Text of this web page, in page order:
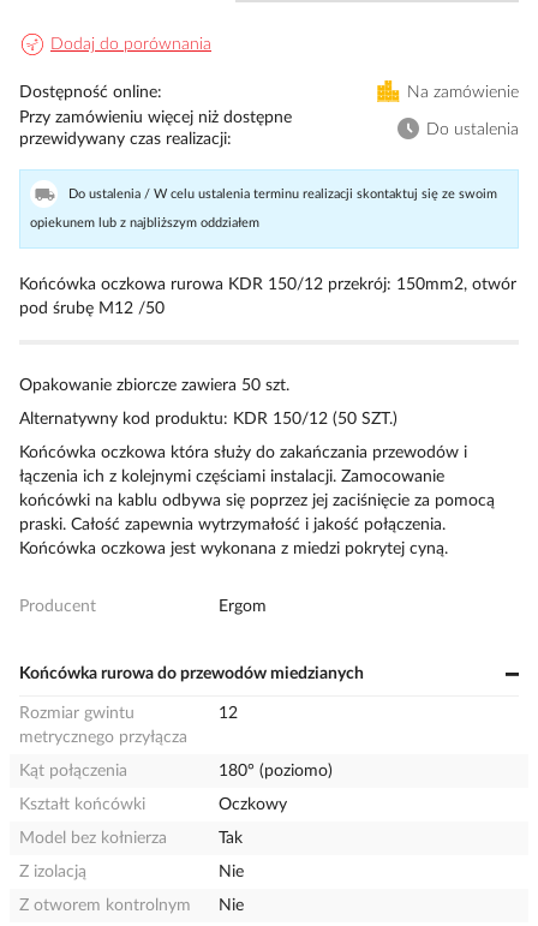
Dodaj do porównania
Dostępność online
Na zamówienie
Przy zamówieniu więcej niż dostępne
przewidywany czas realizacji
Do ustalenia
Do ustalenia / W celu ustalenia terminu realizacji skontaktuj się ze swoim
opiekunem lub z najbliższym oddziałem
Końcówka oczkowa rurowa KDR 150/12 przekrój: 150mm2, otwór
pod śrubę M12 /50
Opakowanie zbiorcze zawiera 50 szt.
Alternatywny kod produktu: KDR 150/12 (50 SZT.)
Końcówka oczkowa która służy do zakańczania przewodów i
łączenia ich z kolejnymi częściami instalacji. Zamocowanie
końcówki na kablu odbywa się poprzez jej zaciśnięcie za pomocą
praski. Całość zapewnia wytrzymałość i jakość połączenia.
Końcówka oczkowa jest wykonana z miedzi pokrytej cyną.
Producent Ergom
Końcówka rurowa do przewodów miedzianych
Rozmiar gwintu
metrycznego przyłącza
12
Kąt połączenia
180° (poziomo)
Kształt końcówki
Oczkowy
Model bez kołnierza
Tak
Z izolacją
Nie
Z otworem kontrolnym
Nie